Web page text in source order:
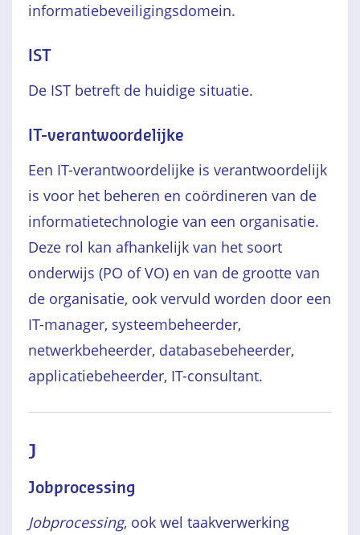
informatiebeveiligingsdomein.
IST
De IST betreft de huidige situatie.
IT-verantwoordelijke
Een IT-verantwoordelijke is verantwoordelijk
is voor het beheren en coördineren van de
informatietechnologie van een organisatie.
Deze rol kan afhankelijk van het soort
onderwijs (PO of VO) en van de grootte van
de organisatie, ook vervuld worden door een
IT-manager, systeembeheerder,
netwerkbeheerder, databasebeheerder,
applicatiebeheerder, IT-consultant.
J
Jobprocessing
Jobprocessing, ook wel taakverwerking